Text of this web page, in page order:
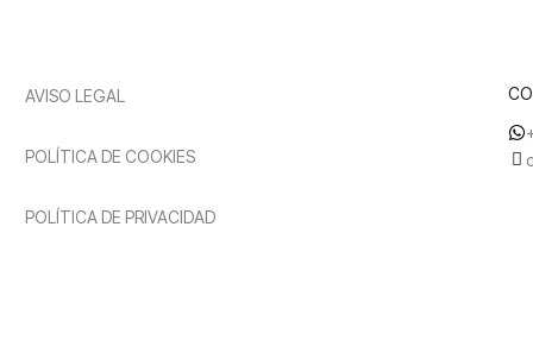
AVISO LEGAL
POLÍTICA DE COOKIES
POLÍTICA DE PRIVACIDAD